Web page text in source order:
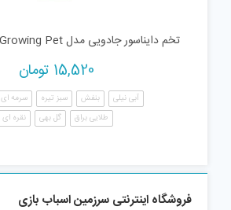
تخم دایناسور جادویی مدل Growing Pet
15,520 تومان
آبی نیلی بنفش سبز تیره سرمه ای
طلایی براق
گل بهی نقره ای
فروشگاه اینترنتی سرزمین اسباب بازی